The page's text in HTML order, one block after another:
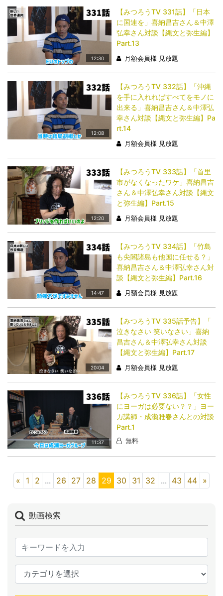
12:30
【みつろうTV 331話】「日本
に国連を」喜納昌吉さん＆中澤
弘幸さん対談【縄文と弥生編】
Part.13
月額会員様 見放題
12:08
【みつろうTV 332話】「沖縄
を手に入れればすべてをモノに
出来る」喜納昌吉さん＆中澤弘
幸さん対談【縄文と弥生編】Pa
rt.14
月額会員様 見放題
12:20
【みつろうTV 333話】「首里
市がなくなったワケ」喜納昌吉
さん＆中澤弘幸さん対談【縄文
と弥生編】Part.15
月額会員様 見放題
14:47
【みつろうTV 334話】「竹島
も尖閣諸島も他国に任せる？」
喜納昌吉さん＆中澤弘幸さん対
談【縄文と弥生編】Part.16
月額会員様 見放題
20:04
【みつろうTV 335話予告】「​​​​​​​
泣きなさい 笑いなさい」喜納
昌吉さん＆中澤弘幸さん対談
【縄文と弥生編】Part.17
月額会員様 見放題
11:37
【みつろうTV 336話】「​​​​​​​女性
にヨーガは必要ない？？」ヨー
ガ講師・成瀬雅春さんとの対談
Part.1
無料
« 1 2 ... 26 27 28 29 30 31 32 ... 43 44 »
動画検索